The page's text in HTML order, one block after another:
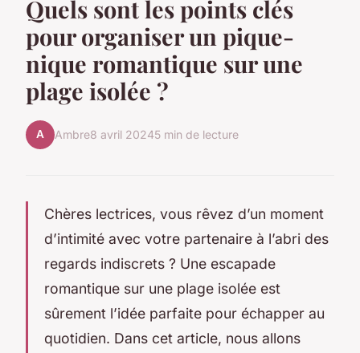
Quels sont les points clés
pour organiser un pique-
nique romantique sur une
plage isolée ?
A Ambre8 avril 20245 min de lecture
Chères lectrices, vous rêvez d’un moment
d’intimité avec votre partenaire à l’abri des
regards indiscrets ? Une escapade
romantique sur une plage isolée est
sûrement l’idée parfaite pour échapper au
quotidien. Dans cet article, nous allons